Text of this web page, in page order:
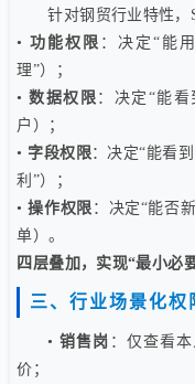
针对钢贸行业特性，
• 功能权限 ：决定“能
理”）；
•数据权限 ：决定“能
户）；
• 字段权限：决定“能看
利”）；
•操作权限 ：决定“能否
单）。
四层叠加，实现“最小必
三、行业场景化权
•销售岗 ：仅查看
价；